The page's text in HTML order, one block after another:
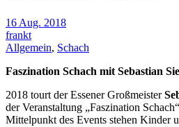
16 Aug. 2018
frankt
Allgemein, Schach
Faszination Schach mit Sebastian
2018 tourt der Essener Großmeister
der Veranstaltung „Faszination
Mittelpunkt des Events stehen Kinder